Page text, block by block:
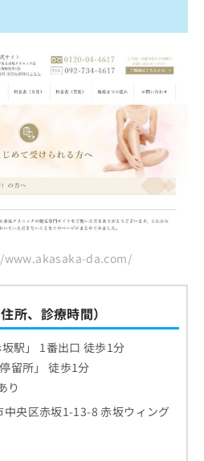
da.com/
所、診療時間）
駅」 1番出口 徒歩1分
留所」 徒歩1分
り
央区赤坂1-13-8 赤坂ウィング